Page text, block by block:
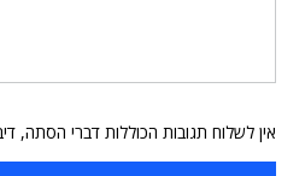
אין לשלוח תגובות הכוללות דברי הסתה,